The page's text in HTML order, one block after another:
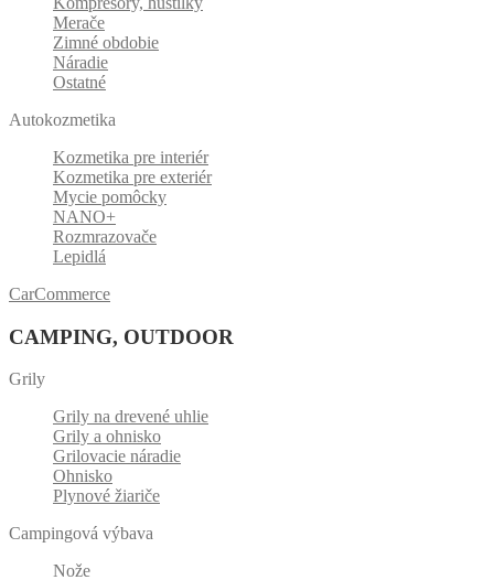
Merače
Zimné obdobie
Náradie
Ostatné
Autokozmetika
Kozmetika pre interiér
Kozmetika pre exteriér
Mycie pomôcky
NANO+
Rozmrazovače
Lepidlá
CarCommerce
CAMPING, OUTDOOR
Grily
Grily na drevené uhlie
Grily a ohnisko
Grilovacie náradie
Ohnisko
Plynové žiariče
Campingová výbava
Nože